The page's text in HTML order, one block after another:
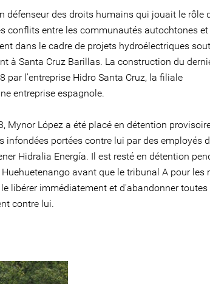
défenseur des droits humains qui jouait le rôle
conflits entre les communautés autochtones et
dans le cadre de projets hydroélectriques
à Santa Cruz Barillas. La construction du
par l'entreprise Hidro Santa Cruz, la filiale
entreprise espagnole.
Mynor López a été placé en détention
infondées portées contre lui par des employés
Hidralia Energía. Il est resté en détention
avant que le tribunal A pour les
libérer immédiatement et d'abandonner toutes
contre lui.